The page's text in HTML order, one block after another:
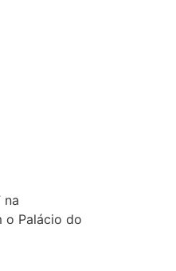
na
o Palácio do